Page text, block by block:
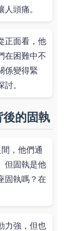
頭痛。
正面看，他
在困難中不
係變得緊
。
的固執
，他們通
但固執是他
固執嗎？在
力強，但也